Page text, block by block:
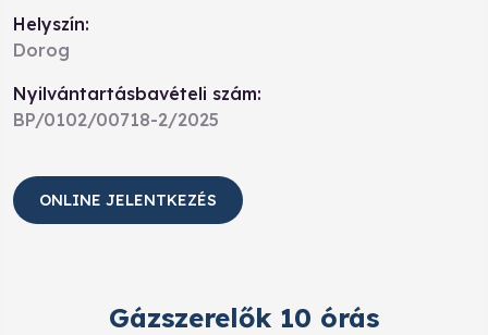
Helyszín:
Dorog
Nyilvántartásbavételi szám:
BP/0102/00718-2/2025
ONLINE JELENTKEZÉS
Gázszerelők 10 órás